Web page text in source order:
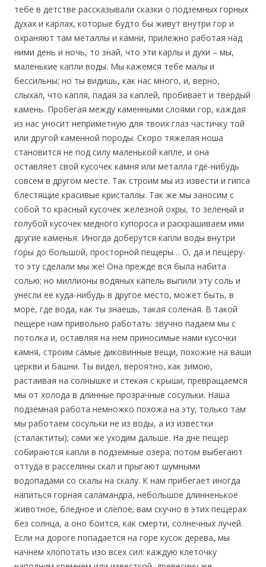
тебе в детстве рассказывали сказки о подземных горных
духах и карлах, которые будто бы живут внутри гор и
охраняют там металлы и камни, прилежно работая над
ними день и ночь, то знай, что эти карлы и духи – мы,
маленькие капли воды. Мы кажемся тебе малы и
бессильны; но ты видишь, как нас много, и, верно,
слыхал, что капля, падая за каплей, пробивает и твердый
камень. Пробегая между каменными слоями гор, каждая
из нас уносит неприметную для твоих глаз частичку той
или другой каменной породы. Скоро тяжелая ноша
становится не под силу маленькой капле, и она
оставляет свой кусочек камня или металла где-нибудь
совсем в другом месте. Так строим мы из извести и гипса
блестящие красивые кристаллы. Так же мы заносим с
собой то красный кусочек железной охры, то зеленый и
голубой кусочек медного купороса и раскрашиваем ими
другие каменья. Иногда доберутся капли воды внутри
горы до большой, просторной пещеры… О, да и пещеру-
то эту сделали мы же! Она прежде вся была набита
солью; но миллионы водяных капель выпили эту соль и
унесли ее куда-нибудь в другое место, может быть, в
море, где вода, как ты знаешь, такая соленая. В такой
пещере нам привольно работать: звучно падаем мы с
потолка и, оставляя на нем приносимые нами кусочки
камня, строим самые диковинные вещи, похожие на ваши
церкви и башни. Ты видел, вероятно, как зимою,
растаивая на солнышке и стекая с крыши, превращаемся
мы от холода в длинные прозрачные сосульки. Наша
подземная работа немножко похожа на эту; только там
мы работаем сосульки не из воды, а из известки
(сталактиты); сами же уходим дальше. На дне пещер
собираются капли в подземные озера; потом выбегают
оттуда в расселины скал и прыгают шумными
водопадами со скалы на скалу. К нам прибегает иногда
напиться горная саламандра, небольшое длинненькое
животное, бледное и слепое; вам скучно в этих пещерах
без солнца, а оно боится, как смерти, солнечных лучей.
Если на дороге попадается на горе кусок дерева, мы
начнем хлопотать изо всех сил: каждую клеточку